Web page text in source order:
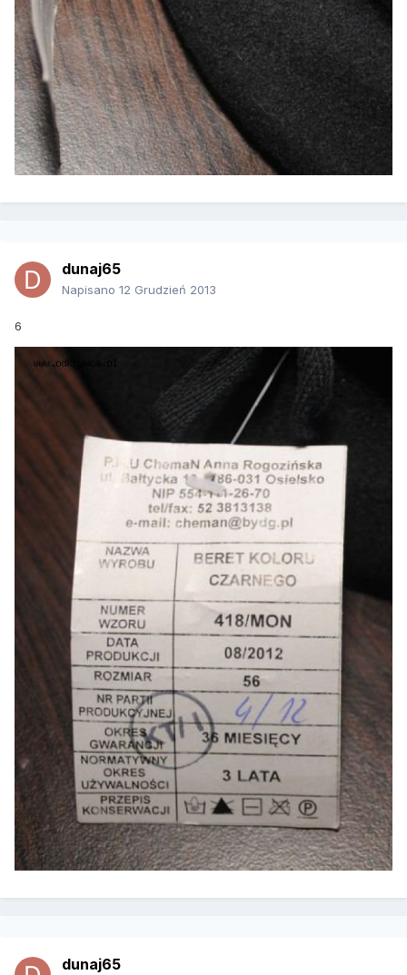
dunaj65
Napisano 12 Grudzień 2013
6
dunaj65